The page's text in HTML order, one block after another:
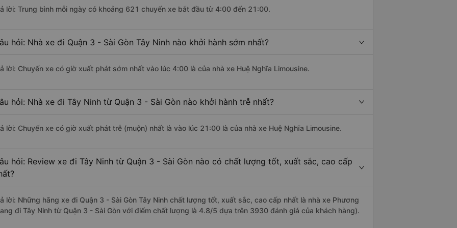
lời: Trung bình mỗi ngày có khoảng 621 chuyến xe bắt đầu từ 4:00 đến 21:00.
hỏi: Nhà xe đi Quận 3 - Sài Gòn Tây Ninh nào khởi hành sớm nhất?
lời: Chuyến xe có giờ xuất phát sớm nhất vào lúc 4:00 là của nhà xe Huệ Nghĩa Limousine.
hỏi: Nhà xe đi Tây Ninh từ Quận 3 - Sài Gòn nào khởi hành trễ nhất?
lời: Chuyến xe có giờ xuất phát trễ (muộn) nhất là vào lúc 21:00 là của nhà xe Huệ Nghĩa Limousine.
hỏi: Review xe đi Tây Ninh từ Quận 3 - Sài Gòn nào có chất lượng tốt, xuất sắc, cao cấp
lời: Những hãng xe đi Quận 3 - Sài Gòn Tây Ninh chất lượng tốt, xuất sắc, cao cấp nhất là nhà xe Phương
đi Tây Ninh từ Quận 3 - Sài Gòn với điểm chất lượng là 4.8/5 dựa trên 3930 đánh giá của khách hàng).